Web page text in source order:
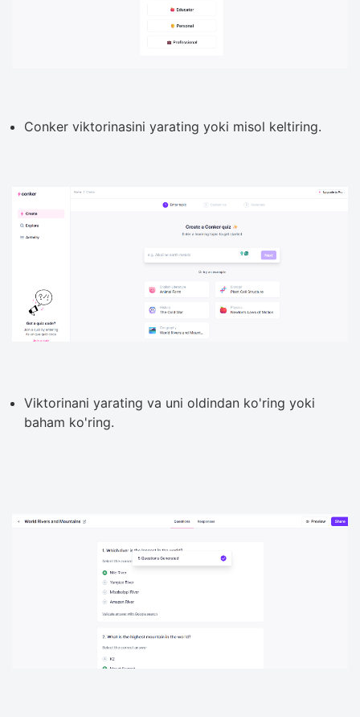
Conker viktorinasini yarating yoki misol keltiring.
Viktorinani yarating va uni oldindan ko'ring yoki
baham ko'ring.